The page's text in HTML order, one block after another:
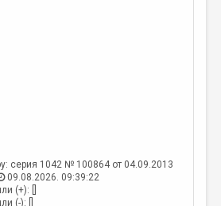
серия 1042 № 100864 от 04.09.2013
09.08.2026. 09:39:22
(+): []
(-): []